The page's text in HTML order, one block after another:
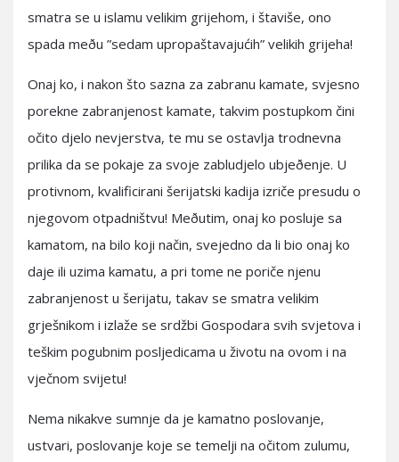
smatra se u islamu velikim grijehom, i štaviše, ono
spada meðu ”sedam upropaštavajućih” velikih grijeha!
Onaj ko, i nakon što sazna za zabranu kamate, svjesno
porekne zabranjenost kamate, takvim postupkom čini
očito djelo nevjerstva, te mu se ostavlja trodnevna
prilika da se pokaje za svoje zabludjelo ubjeðenje. U
protivnom, kvalificirani šerijatski kadija izriče presudu o
njegovom otpadništvu! Meðutim, onaj ko posluje sa
kamatom, na bilo koji način, svejedno da li bio onaj ko
daje ili uzima kamatu, a pri tome ne poriče njenu
zabranjenost u šerijatu, takav se smatra velikim
grješnikom i izlaže se srdžbi Gospodara svih svjetova i
teškim pogubnim posljedicama u životu na ovom i na
vječnom svijetu!
Nema nikakve sumnje da je kamatno poslovanje,
ustvari, poslovanje koje se temelji na očitom zulumu,